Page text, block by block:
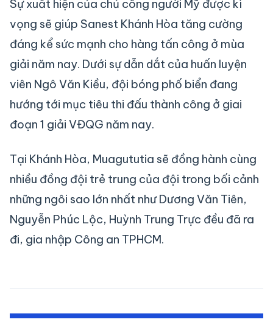
Sự xuất hiện của chủ công người Mỹ được kì
vọng sẽ giúp Sanest Khánh Hòa tăng cường
đáng kể sức mạnh cho hàng tấn công ở mùa
giải năm nay. Dưới sự dẫn dắt của huấn luyện
viên Ngô Văn Kiều, đội bóng phố biển đang
hướng tới mục tiêu thi đấu thành công ở giai
đoạn 1 giải VĐQG năm nay.
Tại Khánh Hòa, Muagututia sẽ đồng hành cùng
nhiều đồng đội trẻ trung của đội trong bối cảnh
những ngôi sao lớn nhất như Dương Văn Tiên,
Nguyễn Phúc Lộc, Huỳnh Trung Trực đều đã ra
đi, gia nhập Công an TPHCM.